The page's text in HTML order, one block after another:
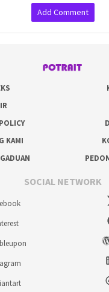
Add Comment
KAMI
SOCIAL NETWORK